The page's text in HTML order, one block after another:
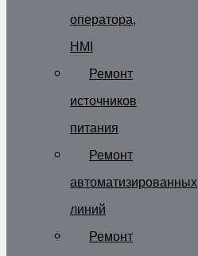
оператора,
HMI
Ремонт
источников
питания
Ремонт
автоматизированных
линий
Ремонт